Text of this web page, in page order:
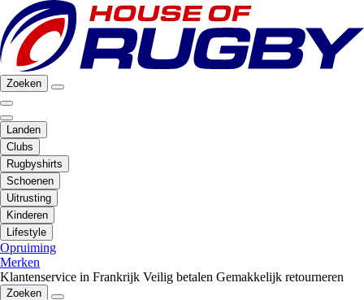
Zoeken
Landen
Clubs
Rugbyshirts
Schoenen
Uitrusting
Kinderen
Lifestyle
Opruiming
Merken
Klantenservice in Frankrijk Veilig betalen Gemakkelijk retourneren
Zoeken